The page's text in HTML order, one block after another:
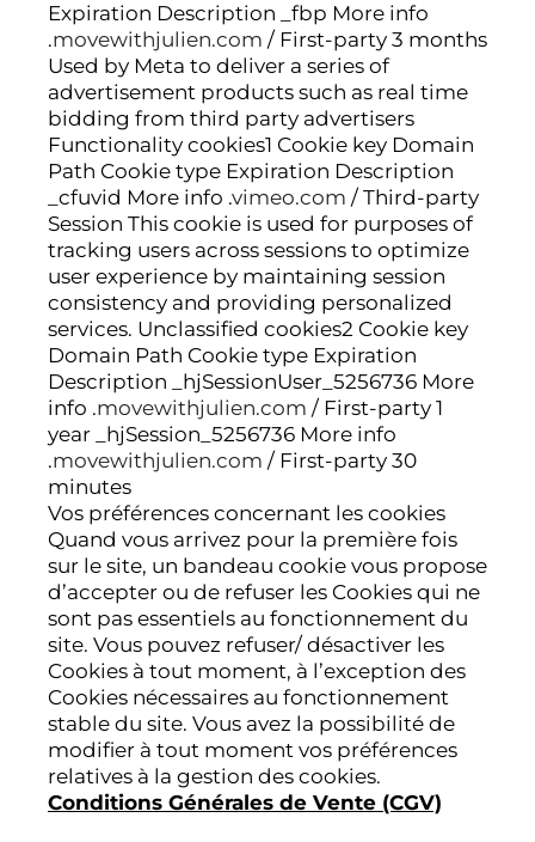
Expiration Description _fbp More info
.movewithjulien.com / First-party 3 months
Used by Meta to deliver a series of
advertisement products such as real time
bidding from third party advertisers
Functionality cookies1 Cookie key Domain
Path Cookie type Expiration Description
_cfuvid More info .vimeo.com / Third-party
Session This cookie is used for purposes of
tracking users across sessions to optimize
user experience by maintaining session
consistency and providing personalized
services. Unclassified cookies2 Cookie key
Domain Path Cookie type Expiration
Description _hjSessionUser_5256736 More
info .movewithjulien.com / First-party 1
year _hjSession_5256736 More info
.movewithjulien.com / First-party 30
minutes
Vos préférences concernant les cookies
Quand vous arrivez pour la première fois
sur le site, un bandeau cookie vous propose
d’accepter ou de refuser les Cookies qui ne
sont pas essentiels au fonctionnement du
site. Vous pouvez refuser/ désactiver les
Cookies à tout moment, à l’exception des
Cookies nécessaires au fonctionnement
stable du site. Vous avez la possibilité de
modifier à tout moment vos préférences
relatives à la gestion des cookies.
Conditions Générales de Vente (CGV)